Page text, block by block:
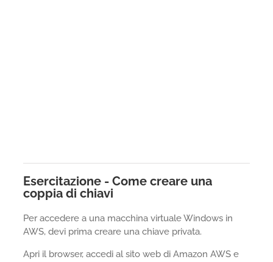
Esercitazione - Come creare una
coppia di chiavi
Per accedere a una macchina virtuale Windows in
AWS, devi prima creare una chiave privata.
Apri il browser, accedi al sito web di Amazon AWS e